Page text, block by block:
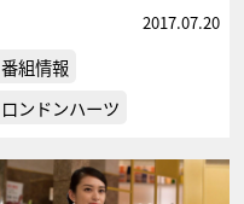
2017.07.20
番組情報
ロンドンハーツ